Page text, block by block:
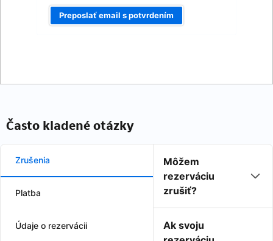
Preposlať email s potvrdením
Často kladené otázky
Zrušenia
Platba
Údaje o rezervácii
Môžem
rezerváciu
zrušiť?
Ak svoju